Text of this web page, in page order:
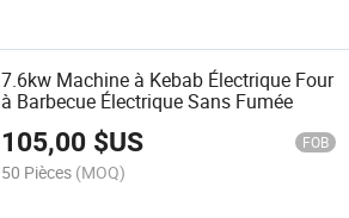
7.6kw Machine à Kebab Électrique Four
à Barbecue Électrique Sans Fumée
105,00 $US FOB
50 Pièces (MOQ)